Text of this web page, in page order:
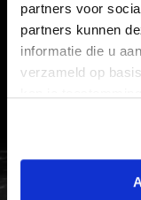
partners voor
partners kunnen
informatie die u
verzameld op
VEELGESTELDE
CONTACT
WERKEN BIJ
FC